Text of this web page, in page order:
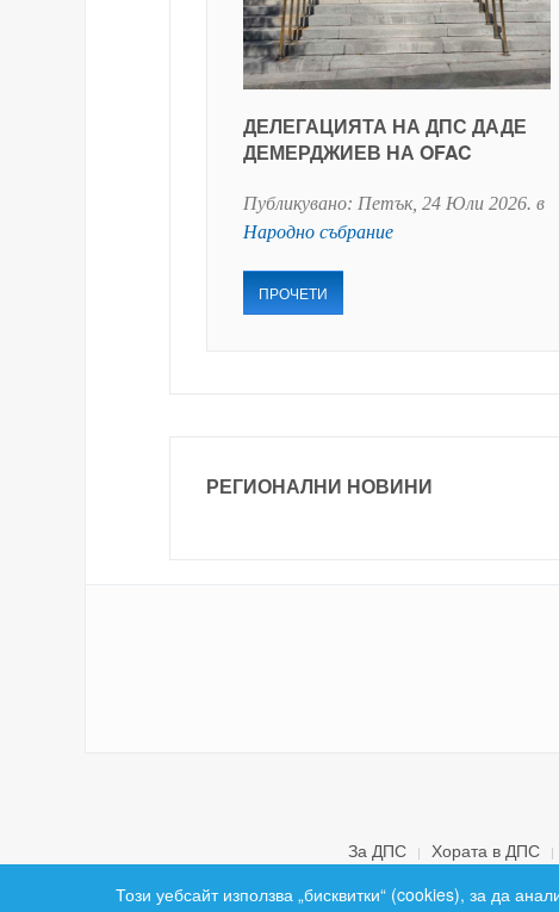
ДЕЛЕГАЦИЯТА НА ДПС ДАДЕ
ДЕМЕРДЖИЕВ НА OFAC
Публикувано: Петък, 24 Юли 2026. в
Народно събрание
ПРОЧЕТИ
РЕГИОНАЛНИ НОВИНИ
За ДПС Хората в ДПС
Този уебсайт използва „бисквитки“ (cookies), за да